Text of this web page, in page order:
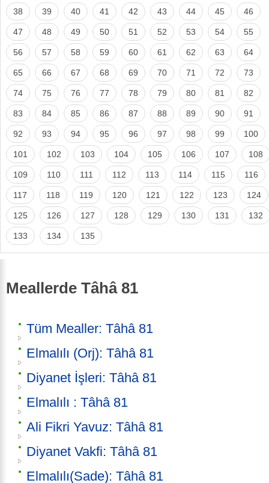
38 39 40 41 42 43 44 45 46
47 48 49 50 51 52 53 54 55
56 57 58 59 60 61 62 63 64
65 66 67 68 69 70 71 72 73
74 75 76 77 78 79 80 81 82
83 84 85 86 87 88 89 90 91
92 93 94 95 96 97 98 99 100
101 102 103 104 105 106 107 108
109 110 111 112 113 114 115 116
117 118 119 120 121 122 123 124
125 126 127 128 129 130 131 132
133 134 135
Meallerde Tâhâ 81
Tüm Mealler: Tâhâ 81
Elmalılı (Orj): Tâhâ 81
Diyanet İşleri: Tâhâ 81
Elmalılı : Tâhâ 81
Ali Fikri Yavuz: Tâhâ 81
Diyanet Vakfi: Tâhâ 81
Elmalılı(Sade): Tâhâ 81